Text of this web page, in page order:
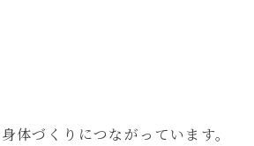
体づくりにつながっています。